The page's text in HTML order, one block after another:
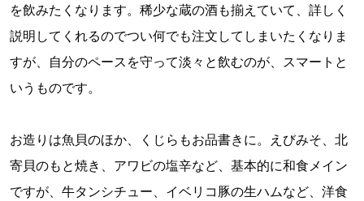
を飲みたくなります。稀少な蔵の酒も揃えていて、詳しく
説明してくれるのでつい何でも注文してしまいたくなりま
すが、自分のペースを守って淡々と飲むのが、スマートと
いうものです。
お造りは魚貝のほか、くじらもお品書きに。えびみそ、北
寄貝のもと焼き、アワビの塩辛など、基本的に和食メイン
ですが、牛タンシチュー、イベリコ豚の生ハムなど、洋食